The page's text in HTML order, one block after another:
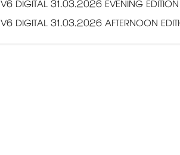
V6 DIGITAL 31.03.2026 EVENING EDITION
V6 DIGITAL 31.03.2026 AFTERNOON